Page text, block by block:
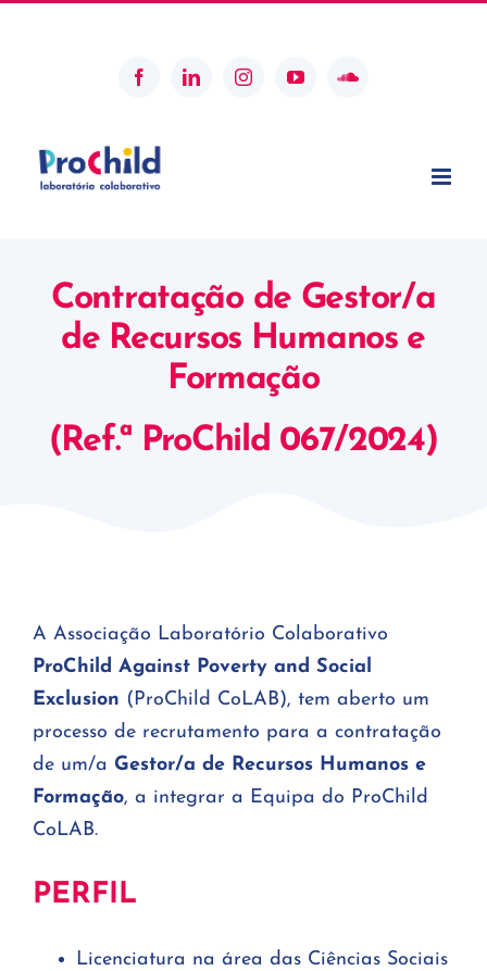
FacebookLinkedInInstagramYouTubeSoundCloud
Contratação de Gestor/a
de Recursos Humanos e
Formação
(Ref.ª ProChild 067/2024)
A Associação Laboratório Colaborativo
ProChild Against Poverty and Social
Exclusion (ProChild CoLAB), tem aberto um
processo de recrutamento para a contratação
de um/a Gestor/a de Recursos Humanos e
Formação, a integrar a Equipa do ProChild
CoLAB.
PERFIL
Licenciatura na área das Ciências Sociais